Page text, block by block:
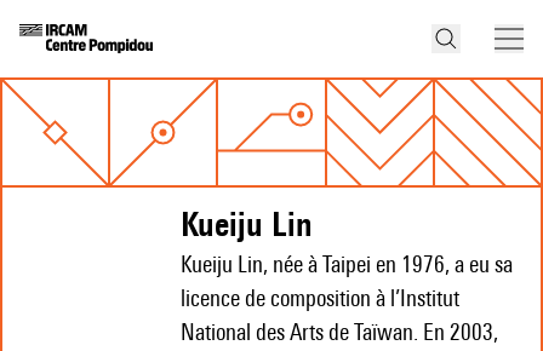
Kueiju Lin
Kueiju Lin, née à Taipei en 1976, a eu sa
licence de composition à l’Institut
National des Arts de Taïwan. En 2003,